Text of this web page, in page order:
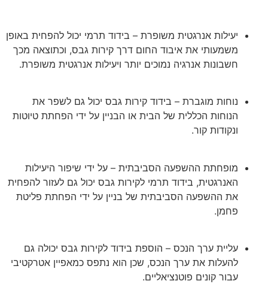
יעילות אנרגטית משופרת – בידוד תרמי יכול להפחית באופן
משמעותי את איבוד החום דרך קירות גבס, וכתוצאה מכך
חשבונות אנרגיה נמוכים יותר ויעילות אנרגטית משופרת.
נוחות מוגברת – בידוד קירות גבס יכול גם לשפר את
הנוחות הכללית של הבית או הבניין על ידי הפחתת טיוטות
ונקודות קור.
מופחתת ההשפעה הסביבתית – על ידי שיפור היעילות
האנרגטית, בידוד תרמי לקירות גבס יכול גם לעזור להפחית
את ההשפעה הסביבתית של בניין על ידי הפחתת פליטת
פחמן.
עליית ערך הנכס – הוספת בידוד לקירות גבס יכולה גם
להעלות את ערך הנכס, שכן הוא נתפס כמאפיין אטרקטיבי
עבור קונים פוטנציאליים.